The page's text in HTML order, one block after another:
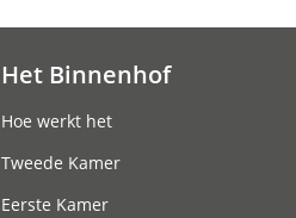
Het Binnenhof
Hoe werkt het
Tweede Kamer
Eerste Kamer